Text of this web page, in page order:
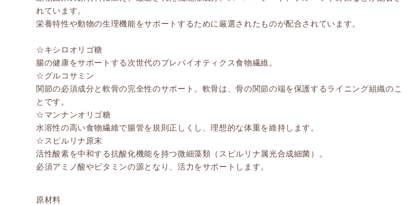
れています。
栄養特性や動物の生理機能をサポートするために厳選されたものが配合されています。
☆キシロオリゴ糖
腸の健康をサポートする次世代のプレバイオティクス食物繊維。
☆グルコサミン
関節の必須成分と軟骨の完全性のサポート。軟骨は、骨の関節の端を保護するライニング組織のこ
とです。
☆マンナンオリゴ糖
水溶性の高い食物繊維で腸管を規則正しくし、理想的な体重を維持します。
☆スピルリナ原末
活性酸素を中和する抗酸化機能を持つ微細藻類（スピルリナ属光合成細菌）。
必須アミノ酸やビタミンの源となり、活力をサポートします。
原材料